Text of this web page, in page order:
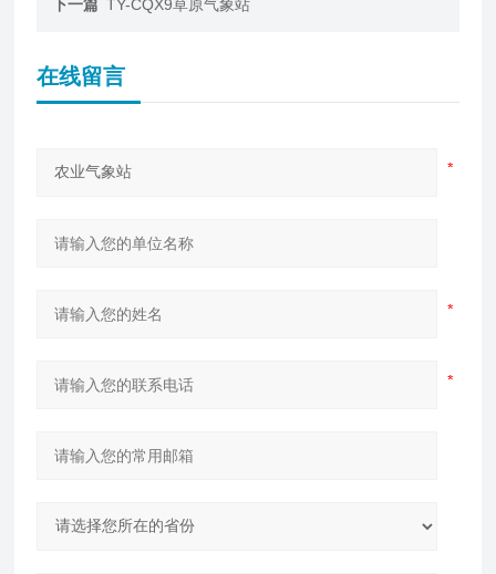
下一篇 TY-CQX9草原气象站
在线留言